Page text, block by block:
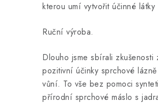
kterou umí vytvořit účinné
Ruční výroba.
Dlouho jsme sbírali
pozitivní účinky sprchové
vůní. To vše bez pomoci
přírodní sprchové máslo s